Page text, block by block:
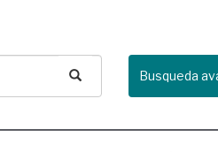
Busqueda